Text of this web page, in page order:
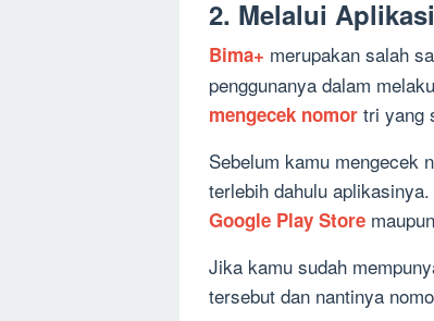
2. Melalui
Bima+ merupakan salah
penggunanya dalam
mengecek nomor tri yang
Sebelum kamu mengecek
terlebih dahulu
Google Play Store maupun
Jika kamu sudah
tersebut dan nantinya